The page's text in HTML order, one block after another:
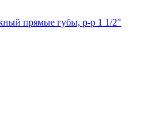
прямые губы, р-р 1 1/2"